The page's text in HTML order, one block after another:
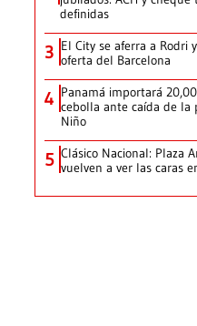
definidas
3 El City se aferra a Rodri
oferta del Barcelona
4 Panamá importará
cebolla ante caída de la
Niño
5 Clásico Nacional: Plaza
vuelven a ver las caras